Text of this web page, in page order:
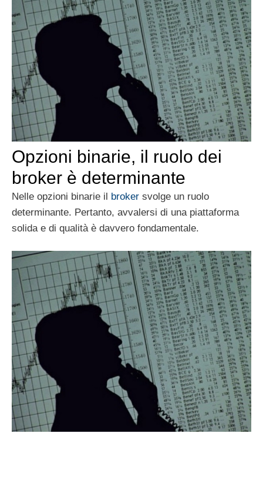
Opzioni binarie, il ruolo dei
broker è determinante
Nelle opzioni binarie il broker svolge un ruolo
determinante. Pertanto, avvalersi di una piattaforma
solida e di qualità è davvero fondamentale.